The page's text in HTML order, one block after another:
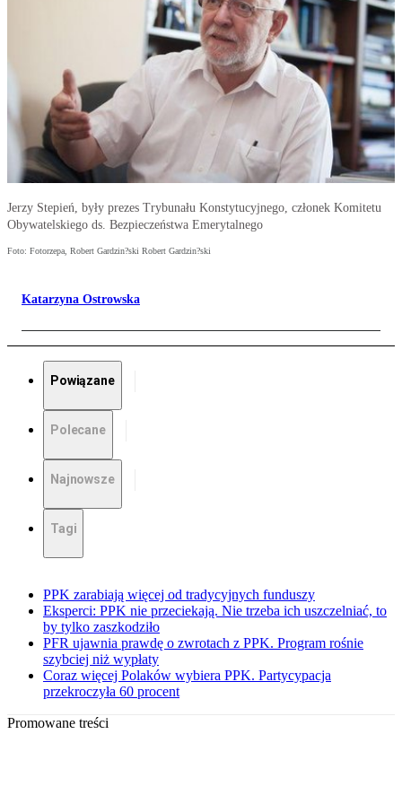
Jerzy Stepień, były prezes Trybunału Konstytucyjnego, członek Komitetu
Obywatelskiego ds. Bezpieczeństwa Emerytalnego
Foto: Fotorzepa, Robert Gardzin?ski Robert Gardzin?ski
Katarzyna Ostrowska
Powiązane
Polecane
Najnowsze
Tagi
PPK zarabiają więcej od tradycyjnych funduszy
Eksperci: PPK nie przeciekają. Nie trzeba ich uszczelniać, to
by tylko zaszkodziło
PFR ujawnia prawdę o zwrotach z PPK. Program rośnie
szybciej niż wypłaty
Coraz więcej Polaków wybiera PPK. Partycypacja
przekroczyła 60 procent
Promowane treści